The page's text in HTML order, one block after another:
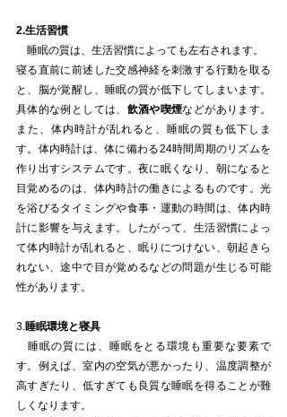
2.生活習慣
睡眠の質は、生活習慣によっても左右されます。
寝る直前に前述した交感神経を刺激する行動を取る
と、脳が覚醒し、睡眠の質が低下してしまいます。
具体的な例としては、 飲酒や喫煙などがあります。
また、体内時計が乱れると、睡眠の質も低下しま
す。体内時計は、体に備わる24時間周期のリズムを
作り出すシステムです。夜に眠くなり、朝になると
目覚めるのは、体内時計の働きによるものです。光
を浴びるタイミングや食事・運動の時間は、体内時
計に影響を与えます。したがって、生活習慣によっ
て体内時計が乱れると、眠りにつけない、朝起きら
れない、途中で目が覚めるなどの問題が生じる可能
性があります。
3. 睡眠環境と寝具
睡眠の質には、睡眠をとる環境も重要な要素で
す。例えば、室内の空気が悪かったり、温度調整が
高すぎたり、低すぎても良質な睡眠を得ることが難
しくなります。